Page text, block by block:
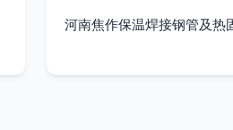
河南焦作保温焊接钢管及热